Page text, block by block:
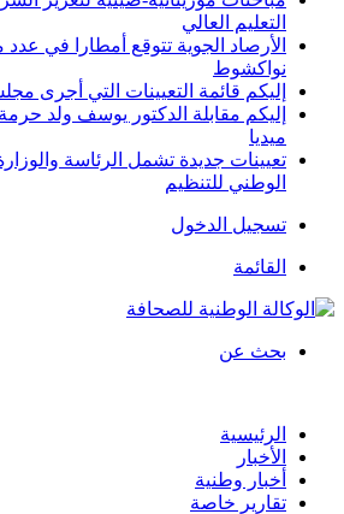
التعليم العالي
الأرصاد الجوية تتوقع أمطارا في عدد
نواكشوط
إليكم قائمة التعيينات التي أجرى
إليكم مقابلة الدكتور يوسف ولد حرمة
ميديا
تعيينات جديدة تشمل الرئاسة
الوطني للتنظيم
تسجيل الدخول
القائمة
بحث عن
الرئيسية
الأخبار
أخبار وطنية
تقارير خاصة